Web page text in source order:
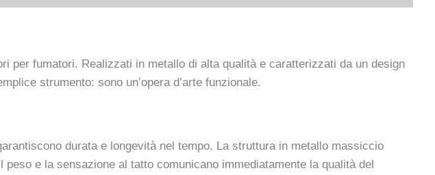
per fumatori. Realizzati in metallo di alta qualità e caratterizzati da un design
strumento: sono un’opera d’arte funzionale.
durata e longevità nel tempo. La struttura in metallo massiccio
e la sensazione al tatto comunicano immediatamente la qualità del